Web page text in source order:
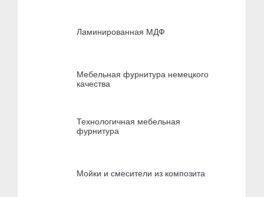
Ламинированная МДФ
Мебельная фурнитура немецкого
качества
Технологичная мебельная
фурнитура
Мойки и смесители из композита